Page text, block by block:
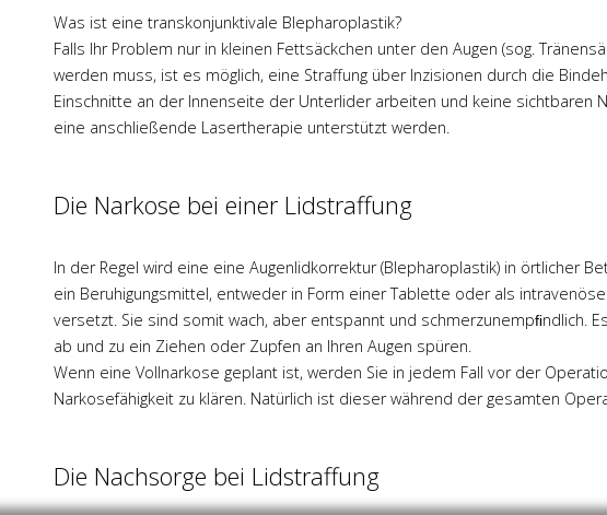
Was ist eine transkonjunktivale Blepharoplastik?
Falls Ihr Problem nur in kleinen Fettsäckchen unter den Augen (sog.
werden muss, ist es möglich, eine Straffung über Inzisionen durch die
Einschnitte an der Innenseite der Unterlider arbeiten und keine sichtbaren
eine anschließende Lasertherapie unterstützt werden.
Die Narkose bei einer Lidstraffung
In der Regel wird eine eine Augenlidkorrektur (Blepharoplastik) in örtlicher
ein Beruhigungsmittel, entweder in Form einer Tablette oder als
versetzt. Sie sind somit wach, aber entspannt und schmerzunempﬁndlich.
ab und zu ein Ziehen oder Zupfen an Ihren Augen spüren.
Wenn eine Vollnarkose geplant ist, werden Sie in jedem Fall vor der
Narkosefähigkeit zu klären. Natürlich ist dieser während der gesamten
Die Nachsorge bei Lidstraffung